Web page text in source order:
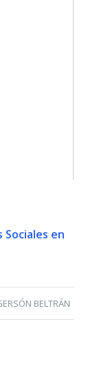
Sociales en
BELTRÁN